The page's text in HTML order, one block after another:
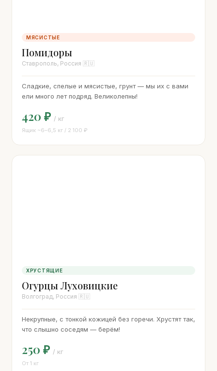
МЯСИСТЫЕ
Помидоры
Ставрополь, Россия 🇷🇺
Сладкие, спелые и мясистые, грунт — мы их с вами
ели много лет подряд. Великолепны!
420 ₽ / кг
Ящик ~6–6,5 кг / 2 100 ₽
ХРУСТЯЩИЕ
Огурцы Луховицкие
Волгоград, Россия 🇷🇺
Некрупные, с тонкой кожицей без горечи. Хрустят так,
что слышно соседям — берём!
250 ₽ / кг
От 1 кг